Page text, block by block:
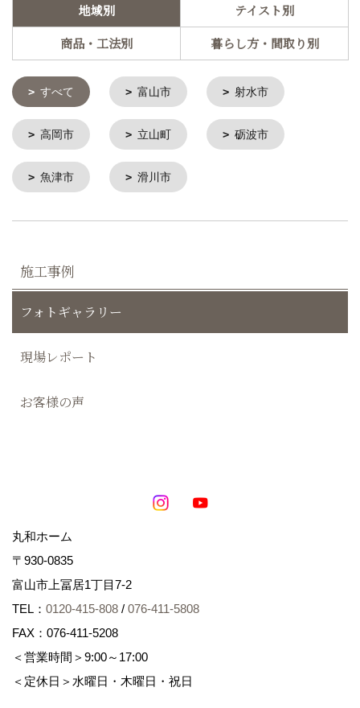
地域別
テイスト別
商品・工法別
暮らし方・間取り別
すべて 富山市 射水市
高岡市 立山町 砺波市
魚津市 滑川市
施工事例
フォトギャラリー
現場レポート
お客様の声
丸和ホーム
〒930-0835
富山市上冨居1丁目7-2
TEL： 0120-415-808 / 076-411-5808
FAX：076-411-5208
＜営業時間＞9:00～17:00
＜定休日＞水曜日・木曜日・祝日